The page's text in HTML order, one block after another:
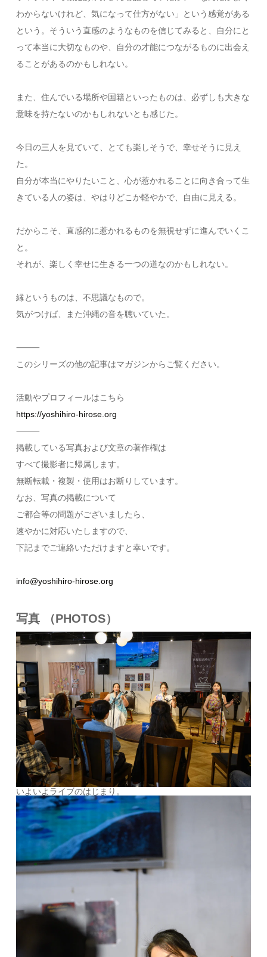
わからないけれど、気になって仕方がない」という感覚がある
という。そういう直感のようなものを信じてみると、自分にと
って本当に大切なものや、自分の才能につながるものに出会え
ることがあるのかもしれない。
また、住んでいる場所や国籍といったものは、必ずしも大きな
意味を持たないのかもしれないとも感じた。
今日の三人を見ていて、とても楽しそうで、幸せそうに見え
た。
自分が本当にやりたいこと、心が惹かれることに向き合って生
きている人の姿は、やはりどこか軽やかで、自由に見える。
だからこそ、直感的に惹かれるものを無視せずに進んでいくこ
と。
それが、楽しく幸せに生きる一つの道なのかもしれない。
縁というものは、不思議なもので。
気がつけば、また沖縄の音を聴いていた。
⸻
このシリーズの他の記事はマガジンからご覧ください。
活動やプロフィールはこちら
https://yoshihiro-hirose.org
⸻
掲載している写真および文章の著作権は
すべて撮影者に帰属します。
無断転載・複製・使用はお断りしています。
なお、写真の掲載について
ご都合等の問題がございましたら、
速やかに対応いたしますので、
下記までご連絡いただけますと幸いです。
info@yoshihiro-hirose.org
写真 （PHOTOS）
いよいよライブのはじまり。